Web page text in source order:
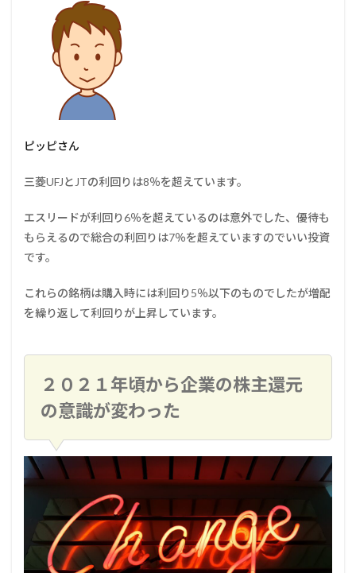
ピッピさん
三菱UFJとJTの利回りは8％を超えています。
エスリードが利回り6％を超えているのは意外でした、優待も
もらえるので総合の利回りは7％を超えていますのでいい投資
です。
これらの銘柄は購入時には利回り5％以下のものでしたが増配
を繰り返して利回りが上昇しています。
２０２１年頃から企業の株主還元
の意識が変わった